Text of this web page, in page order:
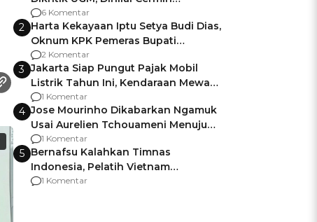
Gagalnya Negara Jamin Keamanan
6 Komentar
2 Harta Kekayaan Iptu Setya Budi Dias,
Oknum KPK Pemeras Bupati
Pemalang
2 Komentar
3 Jakarta Siap Pungut Pajak Mobil
Listrik Tahun Ini, Kendaraan Mewah
Kena hingga 75% PKB
1 Komentar
4 Jose Mourinho Dikabarkan Ngamuk
Usai Aurelien Tchouameni Menuju
Manchester United
1 Komentar
5 Bernafsu Kalahkan Timnas
Indonesia, Pelatih Vietnam
Berencana Pakai Jimat di Pakansari
1 Komentar